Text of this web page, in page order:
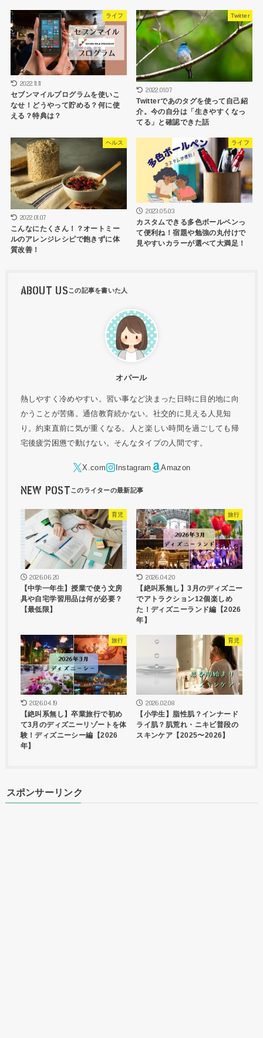
ライフ
2022.11.11
セブンマイルプログラムを使いこ
なせ！どうやって貯める？何に使
える？特典は？
Twitter
2022.01.07
Twitterであのタグを使って自己紹
介。今の自分は「生きやすくなっ
てる」と確認できた話
ヘルス
2022.01.07
こんなにたくさん！？オートミー
ルのアレンジレシピで飽きずに体
質改善！
ライフ
2023.05.03
カスタムできる多色ボールペンっ
て便利ね！宿題や勉強の丸付けで
見やすいカラーが選べて大満足！
ABOUT US
オパール
熱しやすく冷めやすい。習い事など決まった日時に目的地に向
かうことが苦痛。通信教育続かない。社交的に見える人見知
り。約束直前に気が重くなる。人と楽しい時間を過ごしても帰
宅後疲労困憊で動けない。そんなタイプの人間です。
NEW POST
育児
2026.06.20
【中学一年生】授業で使う文房
具や自宅学習用品は何が必要？
【最低限】
旅行
2026.04.20
【絶叫系無し】3月のディズニー
でアトラクション12個楽しめ
た！ディズニーランド編【2026
年】
旅行
2026.04.19
【絶叫系無し】卒業旅行で初め
て3月のディズニーリゾートを体
験！ディズニーシー編【2026
年】
育児
2026.02.08
【小学生】脂性肌？インナード
ライ肌？肌荒れ・ニキビ普段の
スキンケア【2025〜2026】
スポンサーリンク